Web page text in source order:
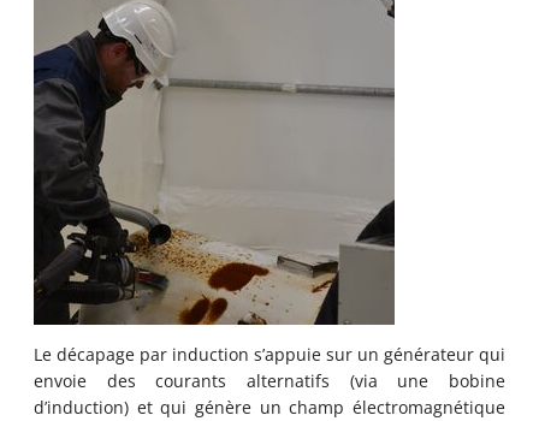
Le décapage par induction s’appuie sur un générateur qui
envoie des courants alternatifs (via une bobine
d’induction) et qui génère un champ électromagnétique